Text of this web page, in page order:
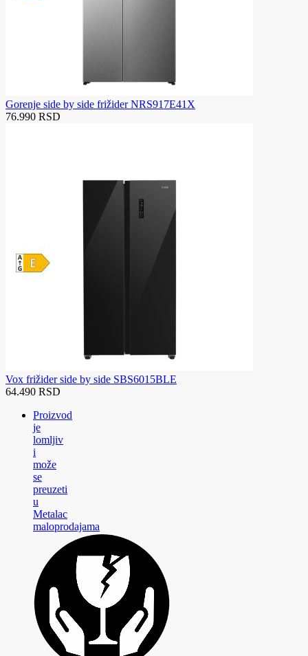
Gorenje side by side frižider NRS917E41X
76.990 RSD
Vox frižider side by side SBS6015BLE
64.490 RSD
Proizvod
je
lomljiv
i
može
se
preuzeti
u
Metalac
maloprodajama